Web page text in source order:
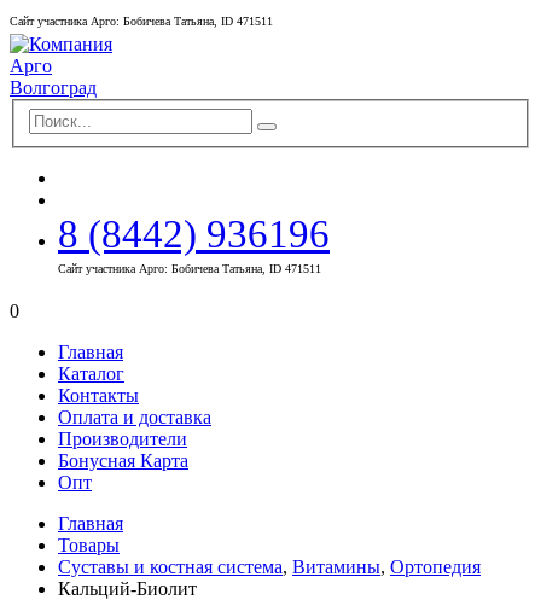
Сайт участника Арго: Бобичева Татьяна, ID 471511
8 (8442) 936196
Сайт участника Арго: Бобичева Татьяна, ID 471511
0
Главная
Каталог
Контакты
Оплата и доставка
Производители
Бонусная Карта
Опт
Главная
Товары
Суставы и костная система, Витамины, Ортопедия
Кальций-Биолит